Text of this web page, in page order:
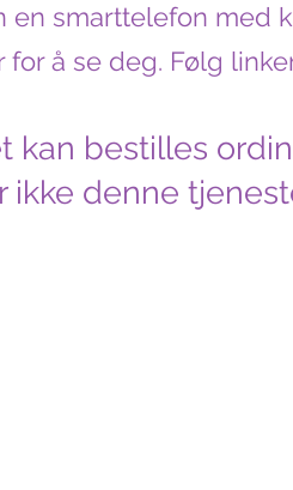
en smarttelefon med
for å se deg. Følg
kan bestilles
ikke denne